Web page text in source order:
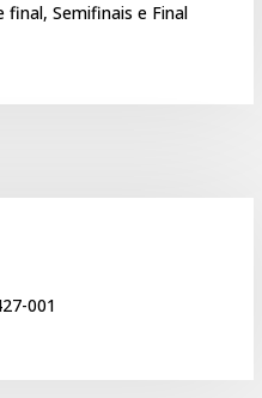
final, Semifinais e Final
001